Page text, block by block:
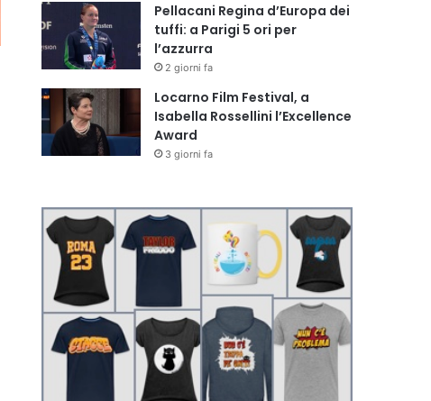
Pellacani Regina d’Europa dei
tuffi: a Parigi 5 ori per
l’azzurra
2 giorni fa
Locarno Film Festival, a
Isabella Rossellini l’Excellence
Award
3 giorni fa